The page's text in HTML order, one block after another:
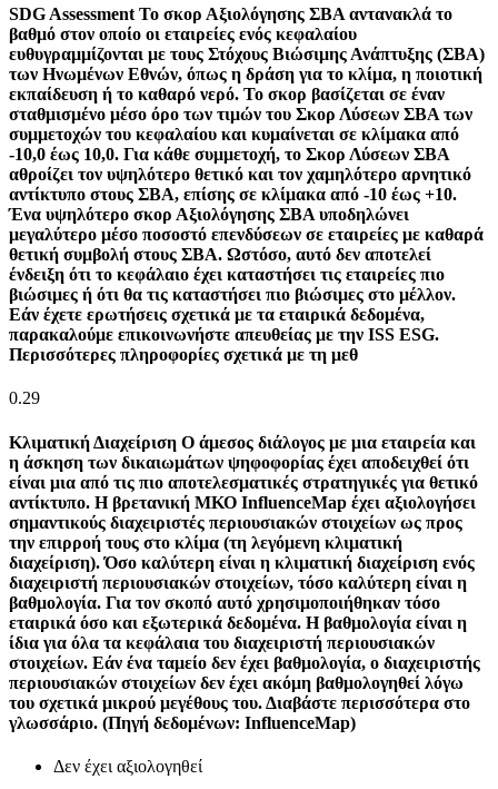
SDG Assessment Το σκορ Αξιολόγησης ΣΒΑ αντανακλά το
βαθμό στον οποίο οι εταιρείες ενός κεφαλαίου
ευθυγραμμίζονται με τους Στόχους Βιώσιμης Ανάπτυξης (ΣΒΑ)
των Ηνωμένων Εθνών, όπως η δράση για το κλίμα, η ποιοτική
εκπαίδευση ή το καθαρό νερό. Το σκορ βασίζεται σε έναν
σταθμισμένο μέσο όρο των τιμών του Σκορ Λύσεων ΣΒΑ των
συμμετοχών του κεφαλαίου και κυμαίνεται σε κλίμακα από
-10,0 έως 10,0. Για κάθε συμμετοχή, το Σκορ Λύσεων ΣΒΑ
αθροίζει τον υψηλότερο θετικό και τον χαμηλότερο αρνητικό
αντίκτυπο στους ΣΒΑ, επίσης σε κλίμακα από -10 έως +10.
Ένα υψηλότερο σκορ Αξιολόγησης ΣΒΑ υποδηλώνει
μεγαλύτερο μέσο ποσοστό επενδύσεων σε εταιρείες με καθαρά
θετική συμβολή στους ΣΒΑ. Ωστόσο, αυτό δεν αποτελεί
ένδειξη ότι το κεφάλαιο έχει καταστήσει τις εταιρείες πιο
βιώσιμες ή ότι θα τις καταστήσει πιο βιώσιμες στο μέλλον.
Εάν έχετε ερωτήσεις σχετικά με τα εταιρικά δεδομένα,
παρακαλούμε επικοινωνήστε απευθείας με την ISS ESG.
Περισσότερες πληροφορίες σχετικά με τη μεθ
0.29
Κλιματική Διαχείριση Ο άμεσος διάλογος με μια εταιρεία και
η άσκηση των δικαιωμάτων ψηφοφορίας έχει αποδειχθεί ότι
είναι μια από τις πιο αποτελεσματικές στρατηγικές για θετικό
αντίκτυπο. Η βρετανική ΜΚΟ InfluenceMap έχει αξιολογήσει
σημαντικούς διαχειριστές περιουσιακών στοιχείων ως προς
την επιρροή τους στο κλίμα (τη λεγόμενη κλιματική
διαχείριση). Όσο καλύτερη είναι η κλιματική διαχείριση ενός
διαχειριστή περιουσιακών στοιχείων, τόσο καλύτερη είναι η
βαθμολογία. Για τον σκοπό αυτό χρησιμοποιήθηκαν τόσο
εταιρικά όσο και εξωτερικά δεδομένα. Η βαθμολογία είναι η
ίδια για όλα τα κεφάλαια του διαχειριστή περιουσιακών
στοιχείων. Εάν ένα ταμείο δεν έχει βαθμολογία, ο διαχειριστής
περιουσιακών στοιχείων δεν έχει ακόμη βαθμολογηθεί λόγω
του σχετικά μικρού μεγέθους του. Διαβάστε περισσότερα στο
γλωσσάριο. (Πηγή δεδομένων: InfluenceMap)
Δεν έχει αξιολογηθεί